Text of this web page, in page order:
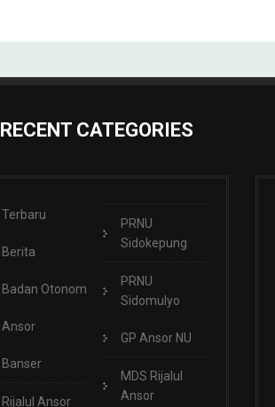
RECENT CATEGORIES
Terbaru
Berita
Badan Otonom
Ansor
Banser
Rijalul Ansor
PRNU
Sidokepung
PRNU
Sidomulyo
GP Ansor NU
MDS Rijalul
Ansor